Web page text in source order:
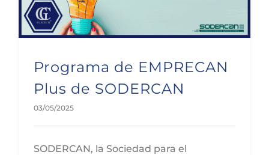
Programa de EMPRECAN
Plus de SODERCAN
03/05/2025
SODERCAN, la Sociedad para el